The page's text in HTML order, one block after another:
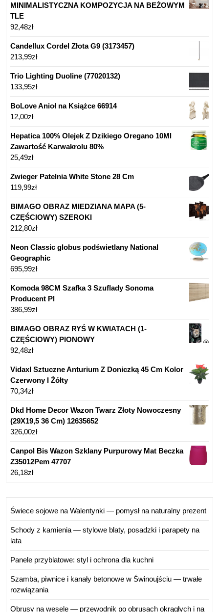
MINIMALISTYCZNA KOMPOZYCJA NA BEŻOWYM
TLE
92,48zł
Candellux Cordel Złota G9 (3173457)
213,99zł
Trio Lighting Duoline (77020132)
133,95zł
BoLove Anioł na Książce 66914
12,00zł
Hepatica 100% Olejek Z Dzikiego Oregano 10Ml
Zawartość Karwakrolu 80%
25,49zł
Zwieger Patelnia White Stone 28 Cm
119,99zł
BIMAGO OBRAZ MIEDZIANA MAPA (5-
CZĘŚCIOWY) SZEROKI
212,80zł
Neon Classic globus podświetlany National
Geographic
695,99zł
Komoda 98CM Szafka 3 Szuflady Sonoma
Producent Pl
386,99zł
BIMAGO OBRAZ RYŚ W KWIATACH (1-
CZĘŚCIOWY) PIONOWY
92,48zł
Vidaxl Sztuczne Anturium Z Doniczką 45 Cm Kolor
Czerwony I Żółty
70,34zł
Dkd Home Decor Wazon Twarz Złoty Nowoczesny
(29X19,5 36 Cm) 12635652
326,00zł
Canpol Bis Wazon Szklany Purpurowy Mat Beczka
Z35012Pem 47707
26,18zł
Świece sojowe na Walentynki — pomysł na naturalny prezent
Schody z kamienia — stylowe blaty, posadzki i parapety na
lata
Panele przyblatowe: styl i ochrona dla kuchni
Szamba, piwnice i kanały betonowe w Świnoujściu — trwałe
rozwiązania
Obrusy na wesele — przewodnik po obrusach okrągłych i na